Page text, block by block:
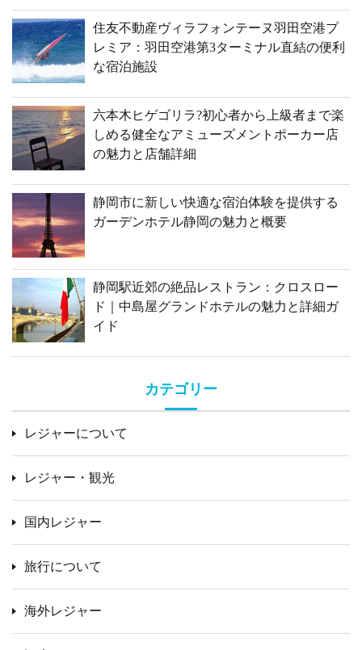
住友不動産ヴィラフォンテーヌ羽田空港プ
レミア：羽田空港第3ターミナル直結の便利
な宿泊施設
六本木ヒゲゴリラ?初心者から上級者まで楽
しめる健全なアミューズメントポーカー店
の魅力と店舗詳細
静岡市に新しい快適な宿泊体験を提供する
ガーデンホテル静岡の魅力と概要
静岡駅近郊の絶品レストラン：クロスロー
ド｜中島屋グランドホテルの魅力と詳細ガ
イド
カテゴリー
レジャーについて
レジャー・観光
国内レジャー
旅行について
海外レジャー